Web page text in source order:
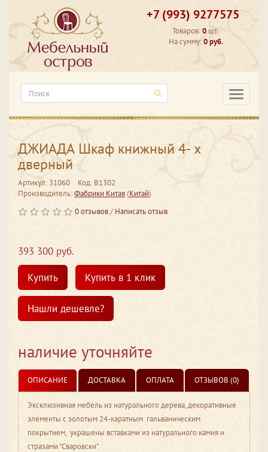
+7 (993) 9277575
Товаров:0 шт.
На сумму:0 руб.
ДЖИАДА Шкаф книжный 4- х
дверный
Артикул: 31060
Код: В1302
Производитель:Фабрики Китая(Китай)
0 отзывов/ Написать отзыв
393 300 руб.
Купить
Купить в 1 клик
Нашли дешевле?
наличие уточняйте
ОПИСАНИЕ ДОСТАВКА ОПЛАТА ОТЗЫВОВ (0)
Эксклюзивная мебель из натурального дерева, декоративные
элементы с золотым 24-каратным гальваническим
покрытием, украшены вставками из натурального камня и
стразами "Сваровски".